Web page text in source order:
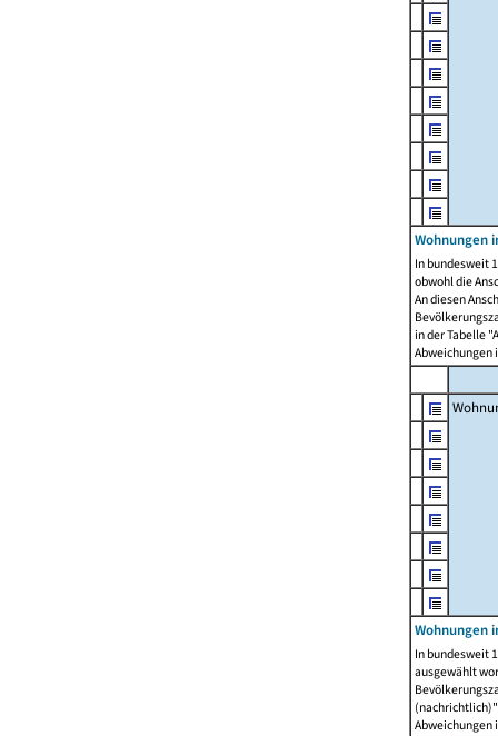
Wohnungen
In bundesweit
obwohl die
An diesen
in der Tabelle
Abweichungen
Wohnungen
In bundesweit
ausgewählt
Abweichungen